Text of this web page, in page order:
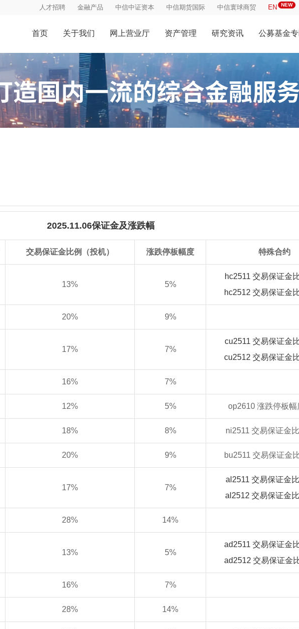
人才招聘 金融产品 中信中证资本 中信期货国际 中信寰球商贸 EN NEW
首页 关于我们 网上营业厅 资产管理 研究资讯 公募基金
2025.11.06保证金及涨跌幅
交易保证金比例（投机） 涨跌停板幅度 特殊合约
13% 5%
hc2511 交易保证金
hc2512 交易保证金
20% 9%
17% 7%
cu2511 交易保证金
cu2512 交易保证金
16% 7%
12% 5% op2610 涨跌停板幅
18% 8% ni2511 交易保证金
20% 9% bu2511 交易保证金
17% 7%
al2511 交易保证金
al2512 交易保证金
28% 14%
13% 5%
ad2511 交易保证金
ad2512 交易保证金
16% 7%
28% 14%